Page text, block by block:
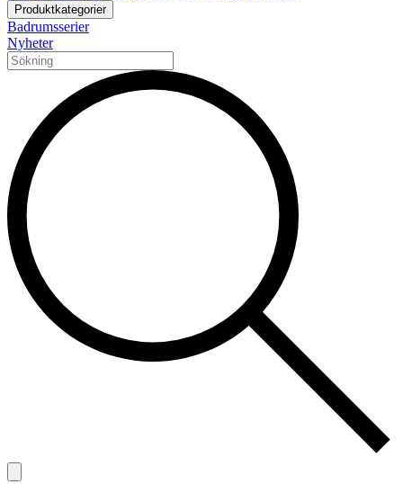
Produktkategorier
Badrumsserier
Nyheter